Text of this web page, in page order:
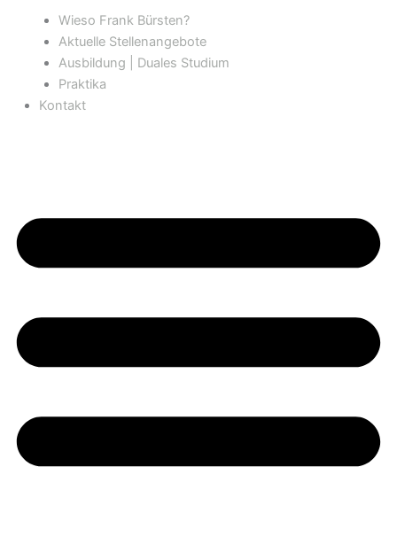
Wieso Frank Bürsten?
Aktuelle Stellenangebote
Ausbildung | Duales Studium
Praktika
Kontakt